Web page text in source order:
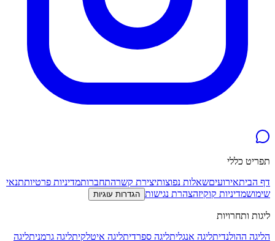
תפריט כללי
דף הביתאירועיםשאלות נפוצותיצירת קשרהתחברותמדיניות פרטיותתנאי
שימושמדיניות קוקיזהצהרת נגישות הגדרות עוגיות
ליגות ותחרויות
הליגה ההולנדיתליגה אנגליתליגה ספרדיתליגה איטלקיתליגה גרמניתליגה